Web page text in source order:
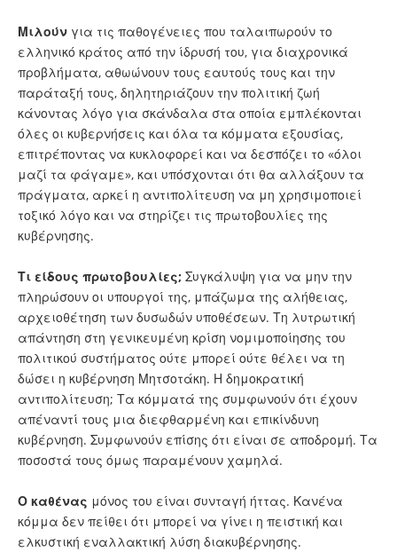
Μιλούν για τις παθογένειες που ταλαιπωρούν το
ελληνικό κράτος από την ίδρυσή του, για διαχρονικά
προβλήματα, αθωώνουν τους εαυτούς τους και την
παράταξή τους, δηλητηριάζουν την πολιτική ζωή
κάνοντας λόγο για σκάνδαλα στα οποία εμπλέκονται
όλες οι κυβερνήσεις και όλα τα κόμματα εξουσίας,
επιτρέποντας να κυκλοφορεί και να δεσπόζει το «όλοι
μαζί τα φάγαμε», και υπόσχονται ότι θα αλλάξουν τα
πράγματα, αρκεί η αντιπολίτευση να μη χρησιμοποιεί
τοξικό λόγο και να στηρίζει τις πρωτοβουλίες της
κυβέρνησης.
Τι είδους πρωτοβουλίες; Συγκάλυψη για να μην την
πληρώσουν οι υπουργοί της, μπάζωμα της αλήθειας,
αρχειοθέτηση των δυσωδών υποθέσεων. Τη λυτρωτική
απάντηση στη γενικευμένη κρίση νομιμοποίησης του
πολιτικού συστήματος ούτε μπορεί ούτε θέλει να τη
δώσει η κυβέρνηση Μητσοτάκη. Η δημοκρατική
αντιπολίτευση; Τα κόμματά της συμφωνούν ότι έχουν
απέναντί τους μια διεφθαρμένη και επικίνδυνη
κυβέρνηση. Συμφωνούν επίσης ότι είναι σε αποδρομή. Τα
ποσοστά τους όμως παραμένουν χαμηλά.
Ο καθένας μόνος του είναι συνταγή ήττας. Κανένα
κόμμα δεν πείθει ότι μπορεί να γίνει η πειστική και
ελκυστική εναλλακτική λύση διακυβέρνησης.